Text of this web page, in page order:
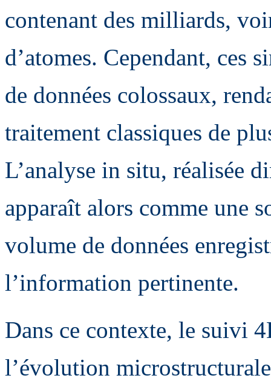
contenant des milliards,
d’atomes. Cependant, ces
de données colossaux,
traitement classiques de
L’analyse in situ, réalisée
apparaît alors comme une
volume de données
l’information pertinente.
Dans ce contexte, le suivi
l’évolution